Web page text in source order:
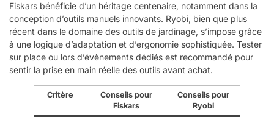
Fiskars bénéficie d’un héritage centenaire, notamment dans la
conception d’outils manuels innovants. Ryobi, bien que plus
récent dans le domaine des outils de jardinage, s’impose grâce
à une logique d’adaptation et d’ergonomie sophistiquée. Tester
sur place ou lors d’évènements dédiés est recommandé pour
sentir la prise en main réelle des outils avant achat.
Critère
Conseils pour
Fiskars
Conseils pour
Ryobi